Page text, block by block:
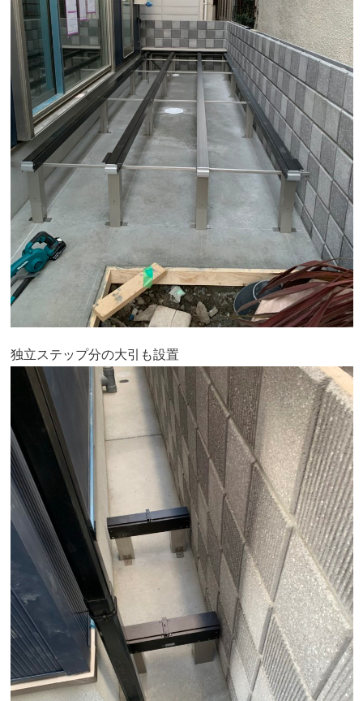
独立ステップ分の大引も設置